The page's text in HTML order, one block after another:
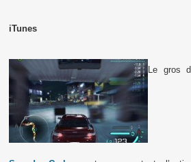
iTunes
Le gros